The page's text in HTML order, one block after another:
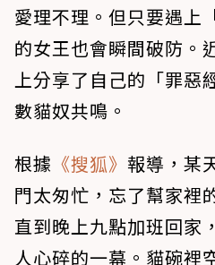
愛理不理。但只要遇上
的女王也會瞬間破防。
上分享了自己的「罪惡
數貓奴共鳴。
根據 《搜狐》 報導，某
門太匆忙，忘了幫家裡
直到晚上九點加班回家
人心碎的一幕。貓碗裡